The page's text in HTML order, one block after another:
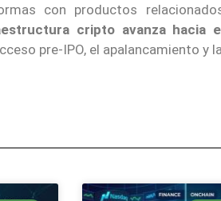
con productos
cripto avanza hacia
pre-IPO, el apalancamiento y